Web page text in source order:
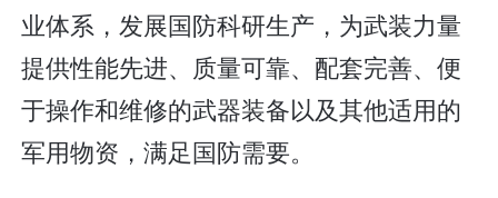
业体系，发展国防科研生产，为武装力量
提供性能先进、质量可靠、配套完善、便
于操作和维修的武器装备以及其他适用的
军用物资，满足国防需要。